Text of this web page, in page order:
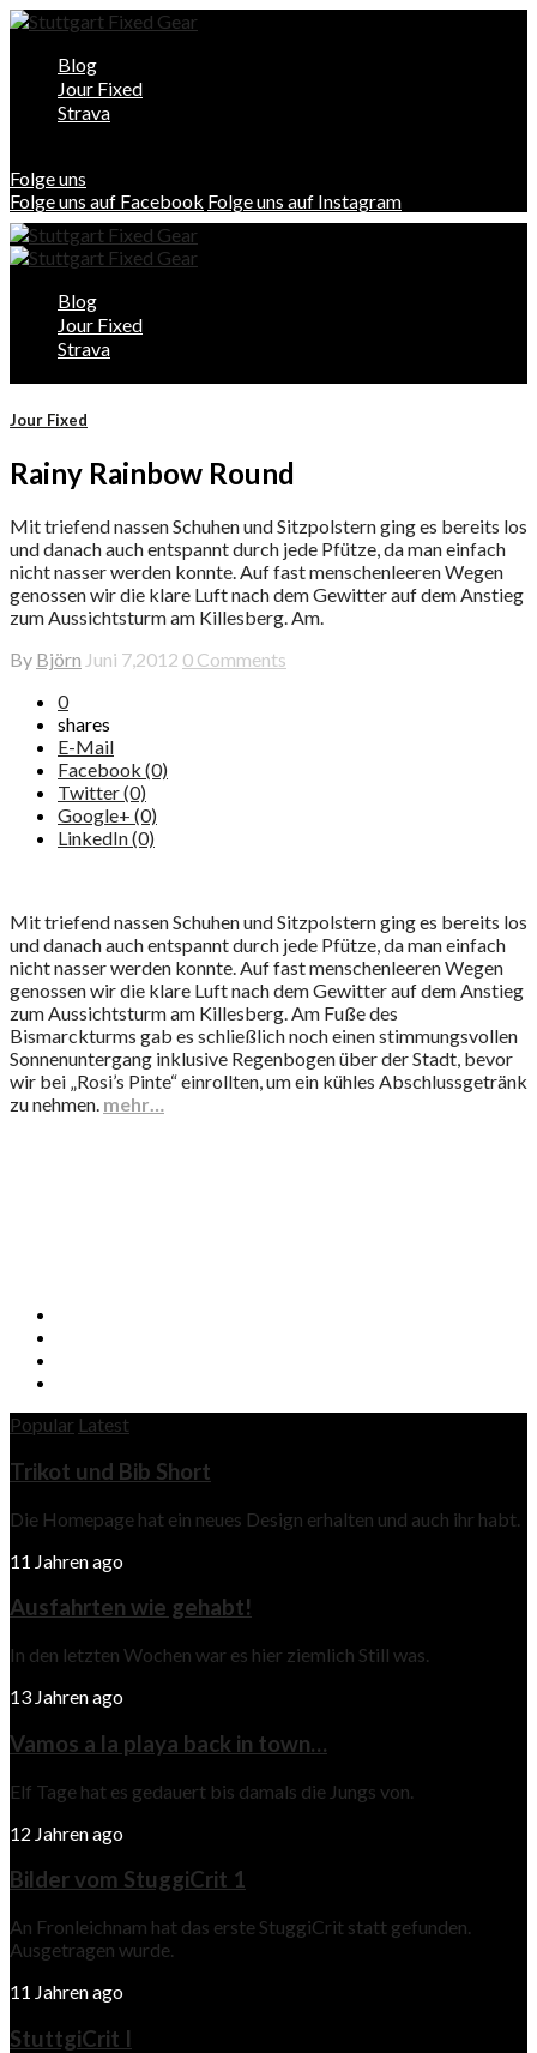
Blog
Jour Fixed
Strava
Folge uns
Folge uns auf Facebook Folge uns auf Instagram
Blog
Jour Fixed
Strava
Jour Fixed
Rainy Rainbow Round
Mit triefend nassen Schuhen und Sitzpolstern ging es bereits los
und danach auch entspannt durch jede Pfütze, da man einfach
nicht nasser werden konnte. Auf fast menschenleeren Wegen
genossen wir die klare Luft nach dem Gewitter auf dem Anstieg
zum Aussichtsturm am Killesberg. Am.
By Björn Juni 7,2012 0 Comments
0
shares
E-Mail
Facebook (0)
Twitter (0)
Google+ (0)
LinkedIn (0)
Mit triefend nassen Schuhen und Sitzpolstern ging es bereits los
und danach auch entspannt durch jede Pfütze, da man einfach
nicht nasser werden konnte. Auf fast menschenleeren Wegen
genossen wir die klare Luft nach dem Gewitter auf dem Anstieg
zum Aussichtsturm am Killesberg. Am Fuße des
Bismarckturms gab es schließlich noch einen stimmungsvollen
Sonnenuntergang inklusive Regenbogen über der Stadt, bevor
wir bei „Rosi’s Pinte“ einrollten, um ein kühles Abschlussgetränk
zu nehmen. mehr…
Popular Latest
Trikot und Bib Short
Die Homepage hat ein neues Design erhalten und auch ihr habt.
11 Jahren ago
Ausfahrten wie gehabt!
In den letzten Wochen war es hier ziemlich Still was.
13 Jahren ago
Vamos a la playa back in town…
Elf Tage hat es gedauert bis damals die Jungs von.
12 Jahren ago
Bilder vom StuggiCrit 1
An Fronleichnam hat das erste StuggiCrit statt gefunden.
Ausgetragen wurde.
11 Jahren ago
StuttgiCrit I